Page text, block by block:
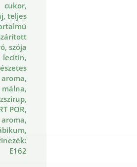
cukor,
teljes
szója
lecitin,
málna,
POR,
E162